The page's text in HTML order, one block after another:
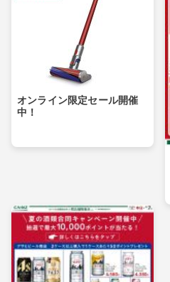
オンライン限定セール開催
中！